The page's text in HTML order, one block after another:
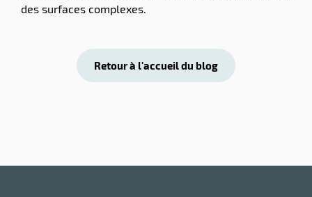
des surfaces complexes.
Retour à l'accueil du blog